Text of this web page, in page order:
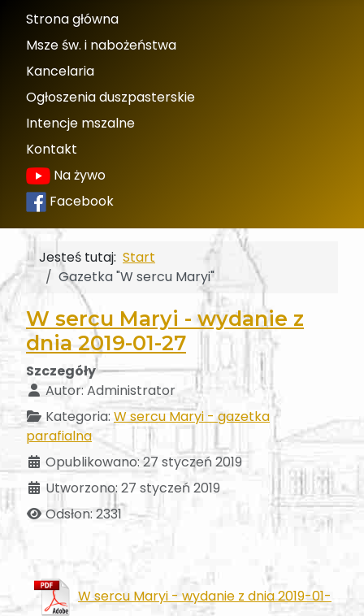
Strona główna
Msze św. i nabożeństwa
Kancelaria
Ogłoszenia duszpasterskie
Intencje mszalne
Kontakt
Na żywo
Facebook
Jesteś tutaj: Start
Gazetka "W sercu Maryi"
W sercu Maryi - wydanie z
dnia 2019-01-27
Szczegóły
Autor: Administrator
Kategoria: W sercu Maryi - gazetka
parafialna
Opublikowano: 27 styczeń 2019
Utworzono: 27 styczeń 2019
Odsłon: 2331
W sercu Maryi - wydanie z dnia 2019-01-